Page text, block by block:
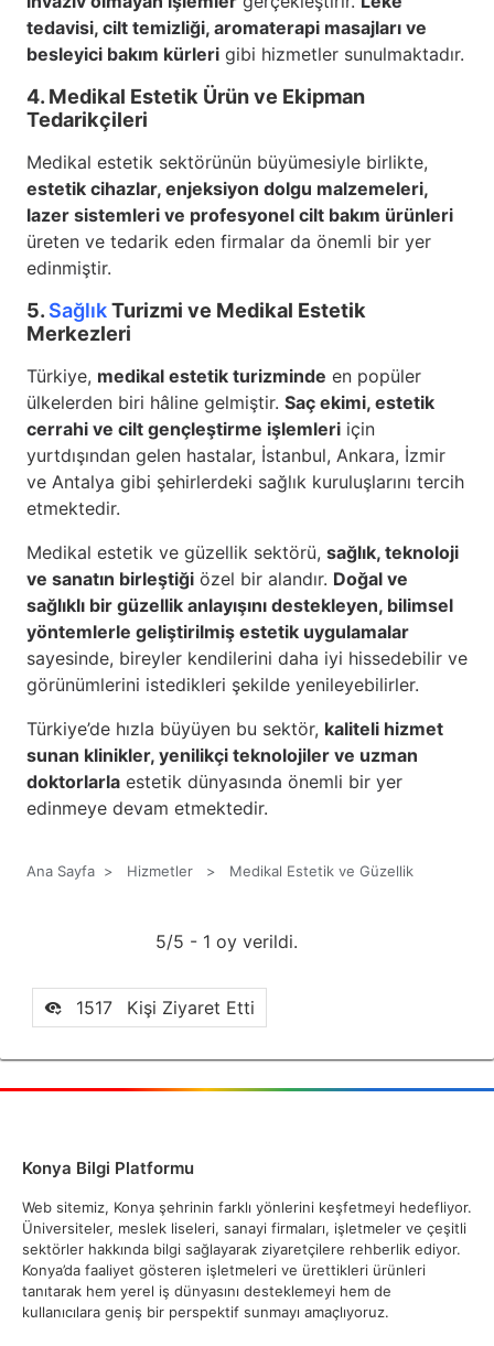
tedavisi, cilt temizliği, aromaterapi masajları ve
besleyici bakım kürleri gibi hizmetler sunulmaktadır.
4. Medikal Estetik Ürün ve Ekipman
Tedarikçileri
Medikal estetik sektörünün büyümesiyle birlikte,
estetik cihazlar, enjeksiyon dolgu malzemeleri,
lazer sistemleri ve profesyonel cilt bakım ürünleri
üreten ve tedarik eden firmalar da önemli bir yer
edinmiştir.
5. SağlıkTurizmi ve Medikal Estetik
Merkezleri
Türkiye, medikal estetik turizminde en popüler
ülkelerden biri hâline gelmiştir. Saç ekimi, estetik
cerrahi ve cilt gençleştirme işlemleri için
yurtdışından gelen hastalar, İstanbul, Ankara, İzmir
ve Antalya gibi şehirlerdeki sağlık kuruluşlarını tercih
etmektedir.
Medikal estetik ve güzellik sektörü, sağlık, teknoloji
ve sanatın birleştiği özel bir alandır. Doğal ve
sağlıklı bir güzellik anlayışını destekleyen, bilimsel
yöntemlerle geliştirilmiş estetik uygulamalar
sayesinde, bireyler kendilerini daha iyi hissedebilir ve
görünümlerini istedikleri şekilde yenileyebilirler.
Türkiye’de hızla büyüyen bu sektör, kaliteli hizmet
sunan klinikler, yenilikçi teknolojiler ve uzman
doktorlarla estetik dünyasında önemli bir yer
edinmeye devam etmektedir.
Ana Sayfa > Hizmetler > Medikal Estetik ve Güzellik
5/5 - 1 oy verildi.
1517 Kişi Ziyaret Etti
Konya Bilgi Platformu
Web sitemiz, Konya şehrinin farklı yönlerini keşfetmeyi hedefliyor.
Üniversiteler, meslek liseleri, sanayi firmaları, işletmeler ve çeşitli
sektörler hakkında bilgi sağlayarak ziyaretçilere rehberlik ediyor.
Konya’da faaliyet gösteren işletmeleri ve ürettikleri ürünleri
tanıtarak hem yerel iş dünyasını desteklemeyi hem de
kullanıcılara geniş bir perspektif sunmayı amaçlıyoruz.